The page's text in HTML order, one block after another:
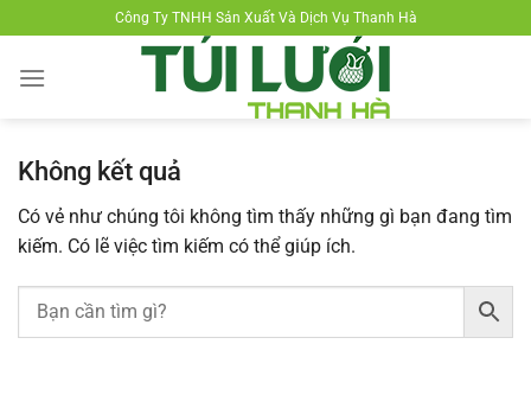
đến
nội
Công Ty TNHH Sản Xuất Và Dịch Vụ Thanh Hà
Không kết quả
Có vẻ như chúng tôi không tìm thấy những gì bạn đang tìm
kiếm. Có lẽ việc tìm kiếm có thể giúp ích.